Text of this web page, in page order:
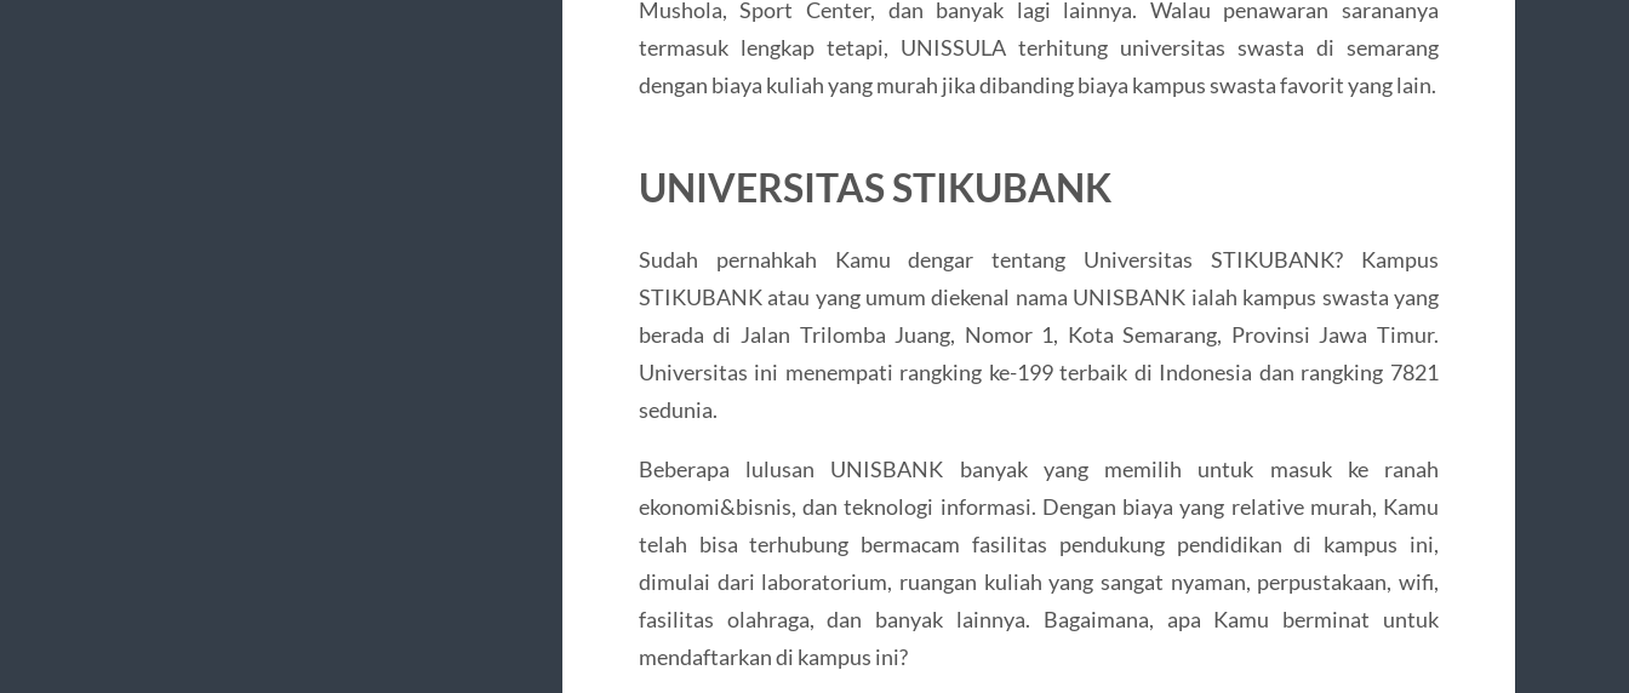
Mushola, Sport Center, dan banyak lagi lainnya. Walau penawaran sarananya
termasuk lengkap tetapi, UNISSULA terhitung universitas swasta di semarang
dengan biaya kuliah yang murah jika dibanding biaya kampus swasta favorit yang lain.
UNIVERSITAS STIKUBANK
Sudah pernahkah Kamu dengar tentang Universitas STIKUBANK? Kampus
STIKUBANK atau yang umum diekenal nama UNISBANK ialah kampus swasta yang
berada di Jalan Trilomba Juang, Nomor 1, Kota Semarang, Provinsi Jawa Timur.
Universitas ini menempati rangking ke-199 terbaik di Indonesia dan rangking 7821
sedunia.
Beberapa lulusan UNISBANK banyak yang memilih untuk masuk ke ranah
ekonomi&bisnis, dan teknologi informasi. Dengan biaya yang relative murah, Kamu
telah bisa terhubung bermacam fasilitas pendukung pendidikan di kampus ini,
dimulai dari laboratorium, ruangan kuliah yang sangat nyaman, perpustakaan, wifi,
fasilitas olahraga, dan banyak lainnya. Bagaimana, apa Kamu berminat untuk
mendaftarkan di kampus ini?